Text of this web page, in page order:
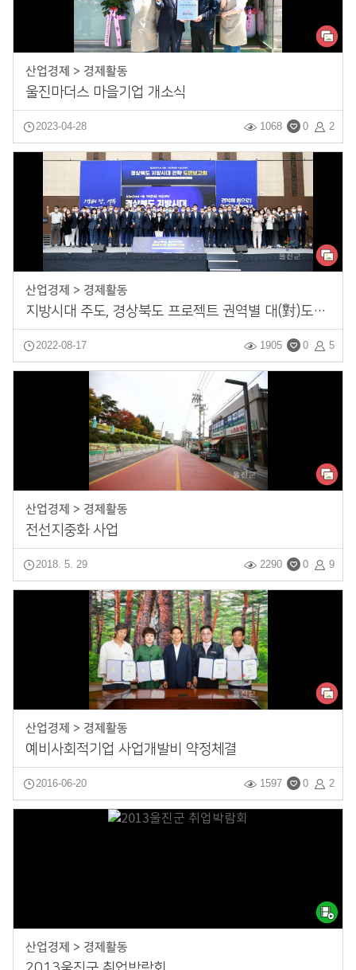
산업경제 > 경제활동
울진마더스 마을기업 개소식
2023-04-28 2
0
1068
산업경제 > 경제활동
지방시대 주도, 경상북도 프로젝트 권역별 대(對)도민 보고회
2022-08-17 5
0
1905
산업경제 > 경제활동
전선지중화 사업
2018. 5. 29 9
0
2290
산업경제 > 경제활동
예비사회적기업 사업개발비 약정체결
2016-06-20 2
0
1597
산업경제 > 경제활동